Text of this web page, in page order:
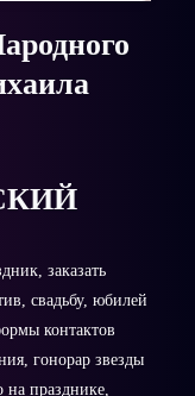
заказать
свадьбу, юбилей
контактов
гонорар звезды
на празднике,